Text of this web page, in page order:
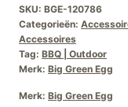
Moon
Rooster
Gietijzer-
aantal
SKU: BGE-120786
Categorieën:
Accessoires
Tag: BBQ | Outdoor
Merk: Big Green Egg
Merk: Big Green Egg